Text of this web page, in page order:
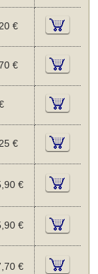
€
€
€
€
€
€